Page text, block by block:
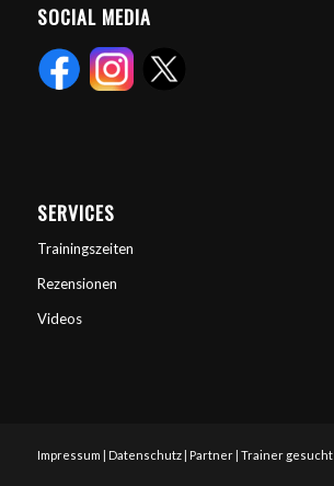
SOCIAL MEDIA
SERVICES
Trainingszeiten
Rezensionen
Videos
Impressum | Datenschutz| Partner| Trainer gesucht